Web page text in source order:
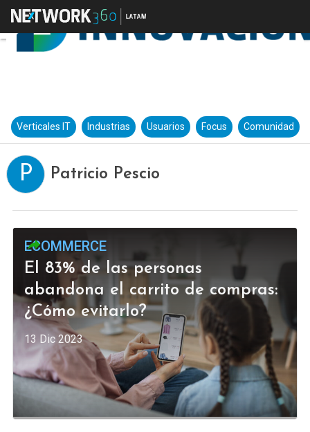
Verticales IT Industrias Usuarios Focus Comunidad
P Patricio Pescio
ECOMMERCE
El 83% de las personas
abandona el carrito de compras:
¿Cómo evitarlo?
13 Dic 2023